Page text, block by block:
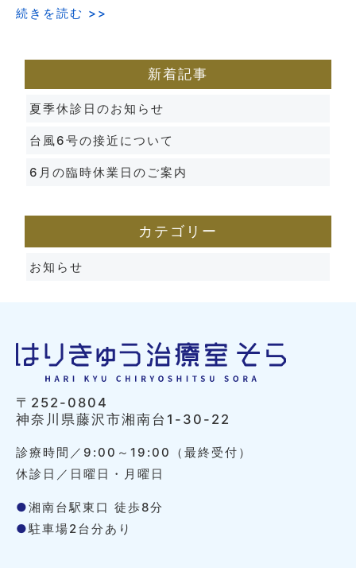
続きを読む >>
新着記事
夏季休診日のお知らせ
台風6号の接近について
6月の臨時休業日のご案内
カテゴリー
お知らせ
〒252-0804
神奈川県藤沢市湘南台1-30-22
診療時間／9:00～19:00（最終受付）
休診日／日曜日・月曜日
●湘南台駅東口 徒歩8分
●駐車場2台分あり